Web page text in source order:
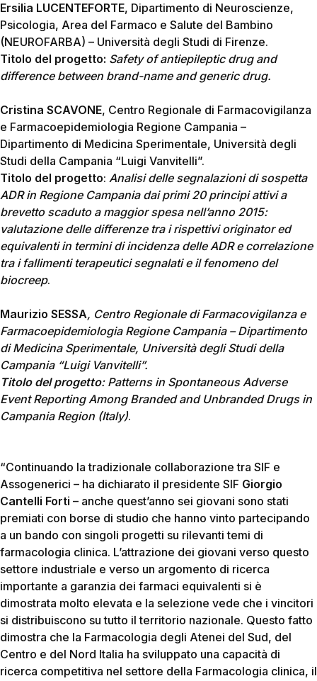
Ersilia LUCENTEFORTE, Dipartimento di Neuroscienze,
Psicologia, Area del Farmaco e Salute del Bambino
(NEUROFARBA) – Università degli Studi di Firenze.
Titolo del progetto: Safety of antiepileptic drug and
difference between brand-name and generic drug.
Cristina SCAVONE, Centro Regionale di Farmacovigilanza
e Farmacoepidemiologia Regione Campania –
Dipartimento di Medicina Sperimentale, Università degli
Studi della Campania “Luigi Vanvitelli”.
Titolo del progetto: Analisi delle segnalazioni di sospetta
ADR in Regione Campania dai primi 20 principi attivi a
brevetto scaduto a maggior spesa nell’anno 2015:
valutazione delle differenze tra i rispettivi originator ed
equivalenti in termini di incidenza delle ADR e correlazione
tra i fallimenti terapeutici segnalati e il fenomeno del
biocreep.
Maurizio SESSA, Centro Regionale di Farmacovigilanza e
Farmacoepidemiologia Regione Campania – Dipartimento
di Medicina Sperimentale, Università degli Studi della
Campania “Luigi Vanvitelli”.
Titolo del progetto: Patterns in Spontaneous Adverse
Event Reporting Among Branded and Unbranded Drugs in
Campania Region (Italy).
“Continuando la tradizionale collaborazione tra SIF e
Assogenerici – ha dichiarato il presidente SIF Giorgio
Cantelli Forti – anche quest’anno sei giovani sono stati
premiati con borse di studio che hanno vinto partecipando
a un bando con singoli progetti su rilevanti temi di
farmacologia clinica. L’attrazione dei giovani verso questo
settore industriale e verso un argomento di ricerca
importante a garanzia dei farmaci equivalenti si è
dimostrata molto elevata e la selezione vede che i vincitori
si distribuiscono su tutto il territorio nazionale. Questo fatto
dimostra che la Farmacologia degli Atenei del Sud, del
Centro e del Nord Italia ha sviluppato una capacità di
ricerca competitiva nel settore della Farmacologia clinica, il